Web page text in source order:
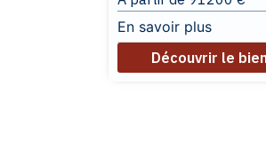
En savoir plus
Découvrir le